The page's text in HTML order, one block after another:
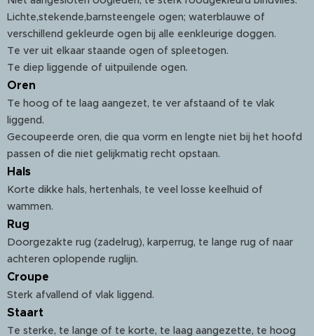
Lichte,stekende,barnsteengele ogen; waterblauwe of
verschillend gekleurde ogen bij alle eenkleurige doggen.
Te ver uit elkaar staande ogen of spleetogen.
Te diep liggende of uitpuilende ogen.
Oren
Te hoog of te laag aangezet, te ver afstaand of te vlak
liggend.
Gecoupeerde oren, die qua vorm en lengte niet bij het hoofd
passen of die niet gelijkmatig recht opstaan.
Hals
Korte dikke hals, hertenhals, te veel losse keelhuid of
wammen.
Rug
Doorgezakte rug (zadelrug), karperrug, te lange rug of naar
achteren oplopende ruglijn.
Croupe
Sterk afvallend of vlak liggend.
Staart
Te sterke, te lange of te korte, te laag aangezette, te hoog